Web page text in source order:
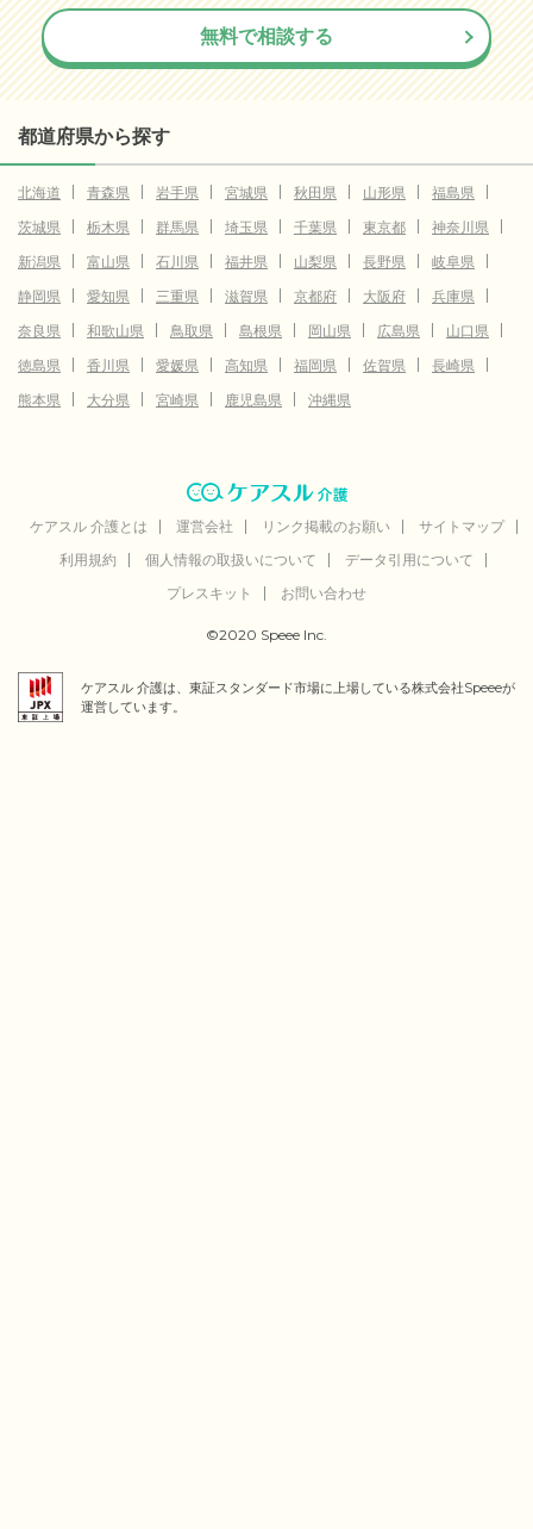
無料で相談する
都道府県から探す
北海道 青森県 岩手県 宮城県 秋田県 山形県
福島県
茨城県
栃木県 群馬県 埼玉県 千葉県 東京都
神奈川県
新潟県
富山県 石川県 福井県 山梨県 長野県
岐阜県
静岡県
愛知県 三重県 滋賀県 京都府 大阪府
兵庫県
奈良県
和歌山県 鳥取県 島根県 岡山県 広島県
山口県
徳島県
香川県 愛媛県 高知県 福岡県 佐賀県
長崎県
熊本県
大分県 宮崎県 鹿児島県 沖縄県
ケアスル 介護とは 運営会社 リンク掲載のお願い
サイトマップ
利用規約
個人情報の取扱いについて
データ引用について
プレスキット
お問い合わせ
©2020 Speee Inc.
ケアスル 介護は、東証スタンダード市場に上場している株式会社Speeeが
運営しています。